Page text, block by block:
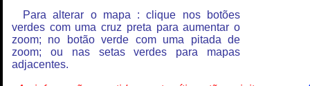
Para alterar o mapa : clique nos botões
verdes com uma cruz preta para aumentar o
zoom; no botão verde com uma pitada de
zoom; ou nas setas verdes para mapas
adjacentes.